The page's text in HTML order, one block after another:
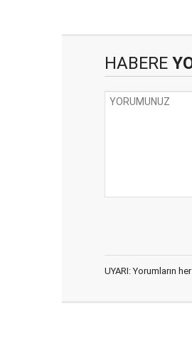
HABERE
UYARI: Yorumların